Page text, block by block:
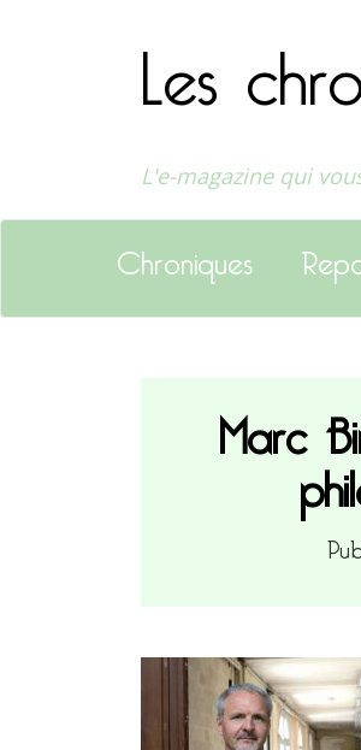
Les
L'e-magazine qui
Chroniques
Marc